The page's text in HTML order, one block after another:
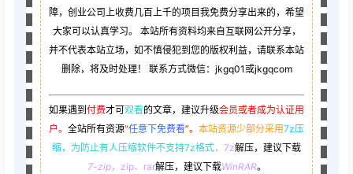
障，创业公司上收费几百上千的项目我免费分享出来的，希望
大家可以认真学习。 本站所有资料均来自互联网公开分享，
并不代表本站立场，如不慎侵犯到您的版权利益，请联系本站
删除，将及时处理！ 联系方式微信：jkgq01或jkgqcom
如果遇到 付费才可观看的文章，建议升级会员或者成为认证用
户。 全站所有资源“任意下免费看”。 本站资源少部分采用7z压
缩， 为防止有人压缩软件不支持7z格式，7z解压，建议下载
7-zip，zip、rar解压，建议下载WinRAR。